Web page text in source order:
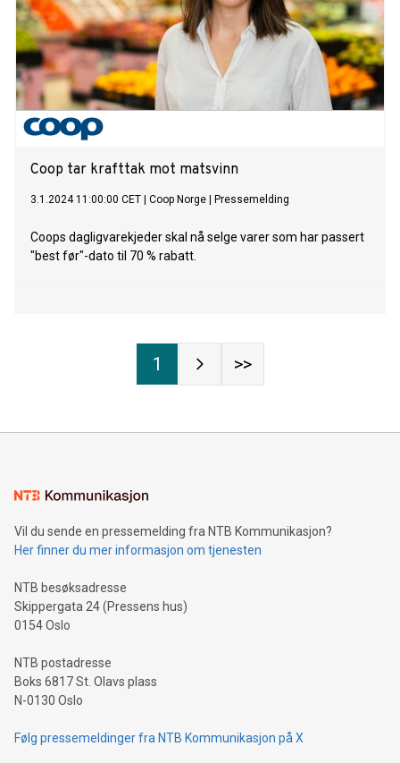
Coop tar krafttak mot matsvinn
3.1.2024 11:00:00 CET Coop Norge Pressemelding
Coops dagligvarekjeder skal nå selge varer som har passert
"best før"-dato til 70 % rabatt.
1 >>
Vil du sende en pressemelding fra NTB Kommunikasjon?
Her finner du mer informasjon om tjenesten
NTB besøksadresse
Skippergata 24 (Pressens hus)
0154 Oslo
NTB postadresse
Boks 6817 St. Olavs plass
N-0130 Oslo
Følg pressemeldinger fra NTB Kommunikasjon på X